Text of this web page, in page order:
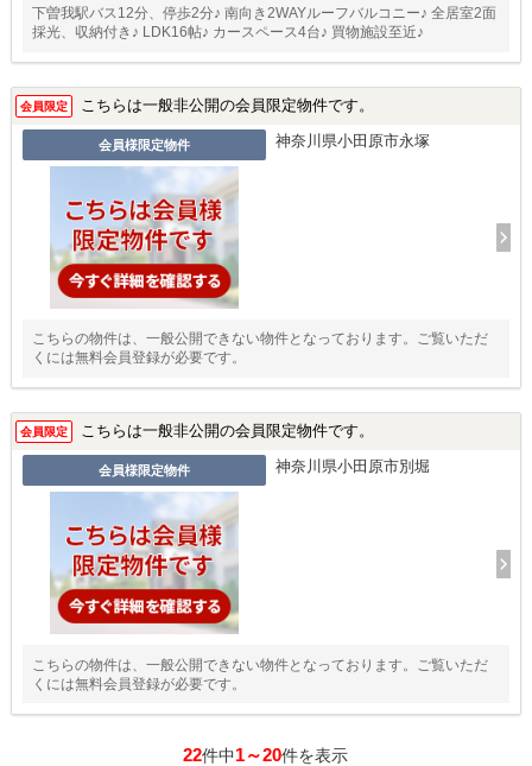
下曽我駅バス12分、停歩2分♪ 南向き2WAYルーフバルコニー♪ 全居室2面
採光、収納付き♪ LDK16帖♪ カースペース4台♪ 買物施設至近♪
会員限定 こちらは一般非公開の会員限定物件です。
会員様限定物件 神奈川県小田原市永塚
こちらの物件は、一般公開できない物件となっております。ご覧いただ
くには無料会員登録が必要です。
会員限定 こちらは一般非公開の会員限定物件です。
会員様限定物件 神奈川県小田原市別堀
こちらの物件は、一般公開できない物件となっております。ご覧いただ
くには無料会員登録が必要です。
22件中1～20件を表示